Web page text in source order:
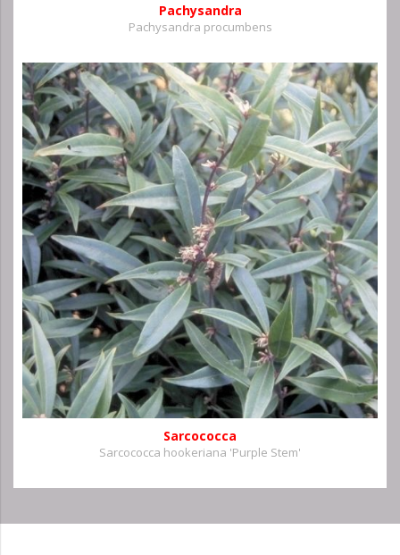
Pachysandra
Pachysandra procumbens
Sarcococca
Sarcococca hookeriana 'Purple Stem'